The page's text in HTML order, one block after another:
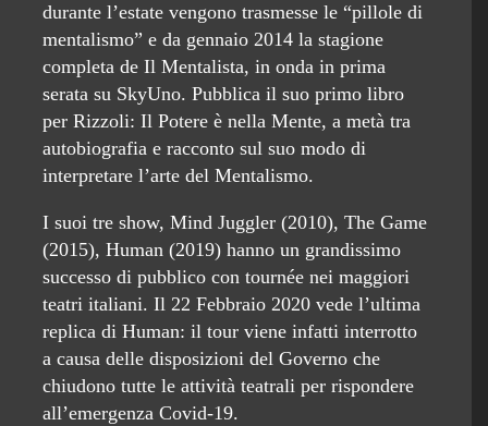
durante l’estate vengono trasmesse le “pillole di
mentalismo” e da gennaio 2014 la stagione
completa de Il Mentalista, in onda in prima
serata su SkyUno. Pubblica il suo primo libro
per Rizzoli: Il Potere è nella Mente, a metà tra
autobiografia e racconto sul suo modo di
interpretare l’arte del Mentalismo.
I suoi tre show, Mind Juggler (2010), The Game
(2015), Human (2019) hanno un grandissimo
successo di pubblico con tournée nei maggiori
teatri italiani. Il 22 Febbraio 2020 vede l’ultima
replica di Human: il tour viene infatti interrotto
a causa delle disposizioni del Governo che
chiudono tutte le attività teatrali per rispondere
all’emergenza Covid-19.